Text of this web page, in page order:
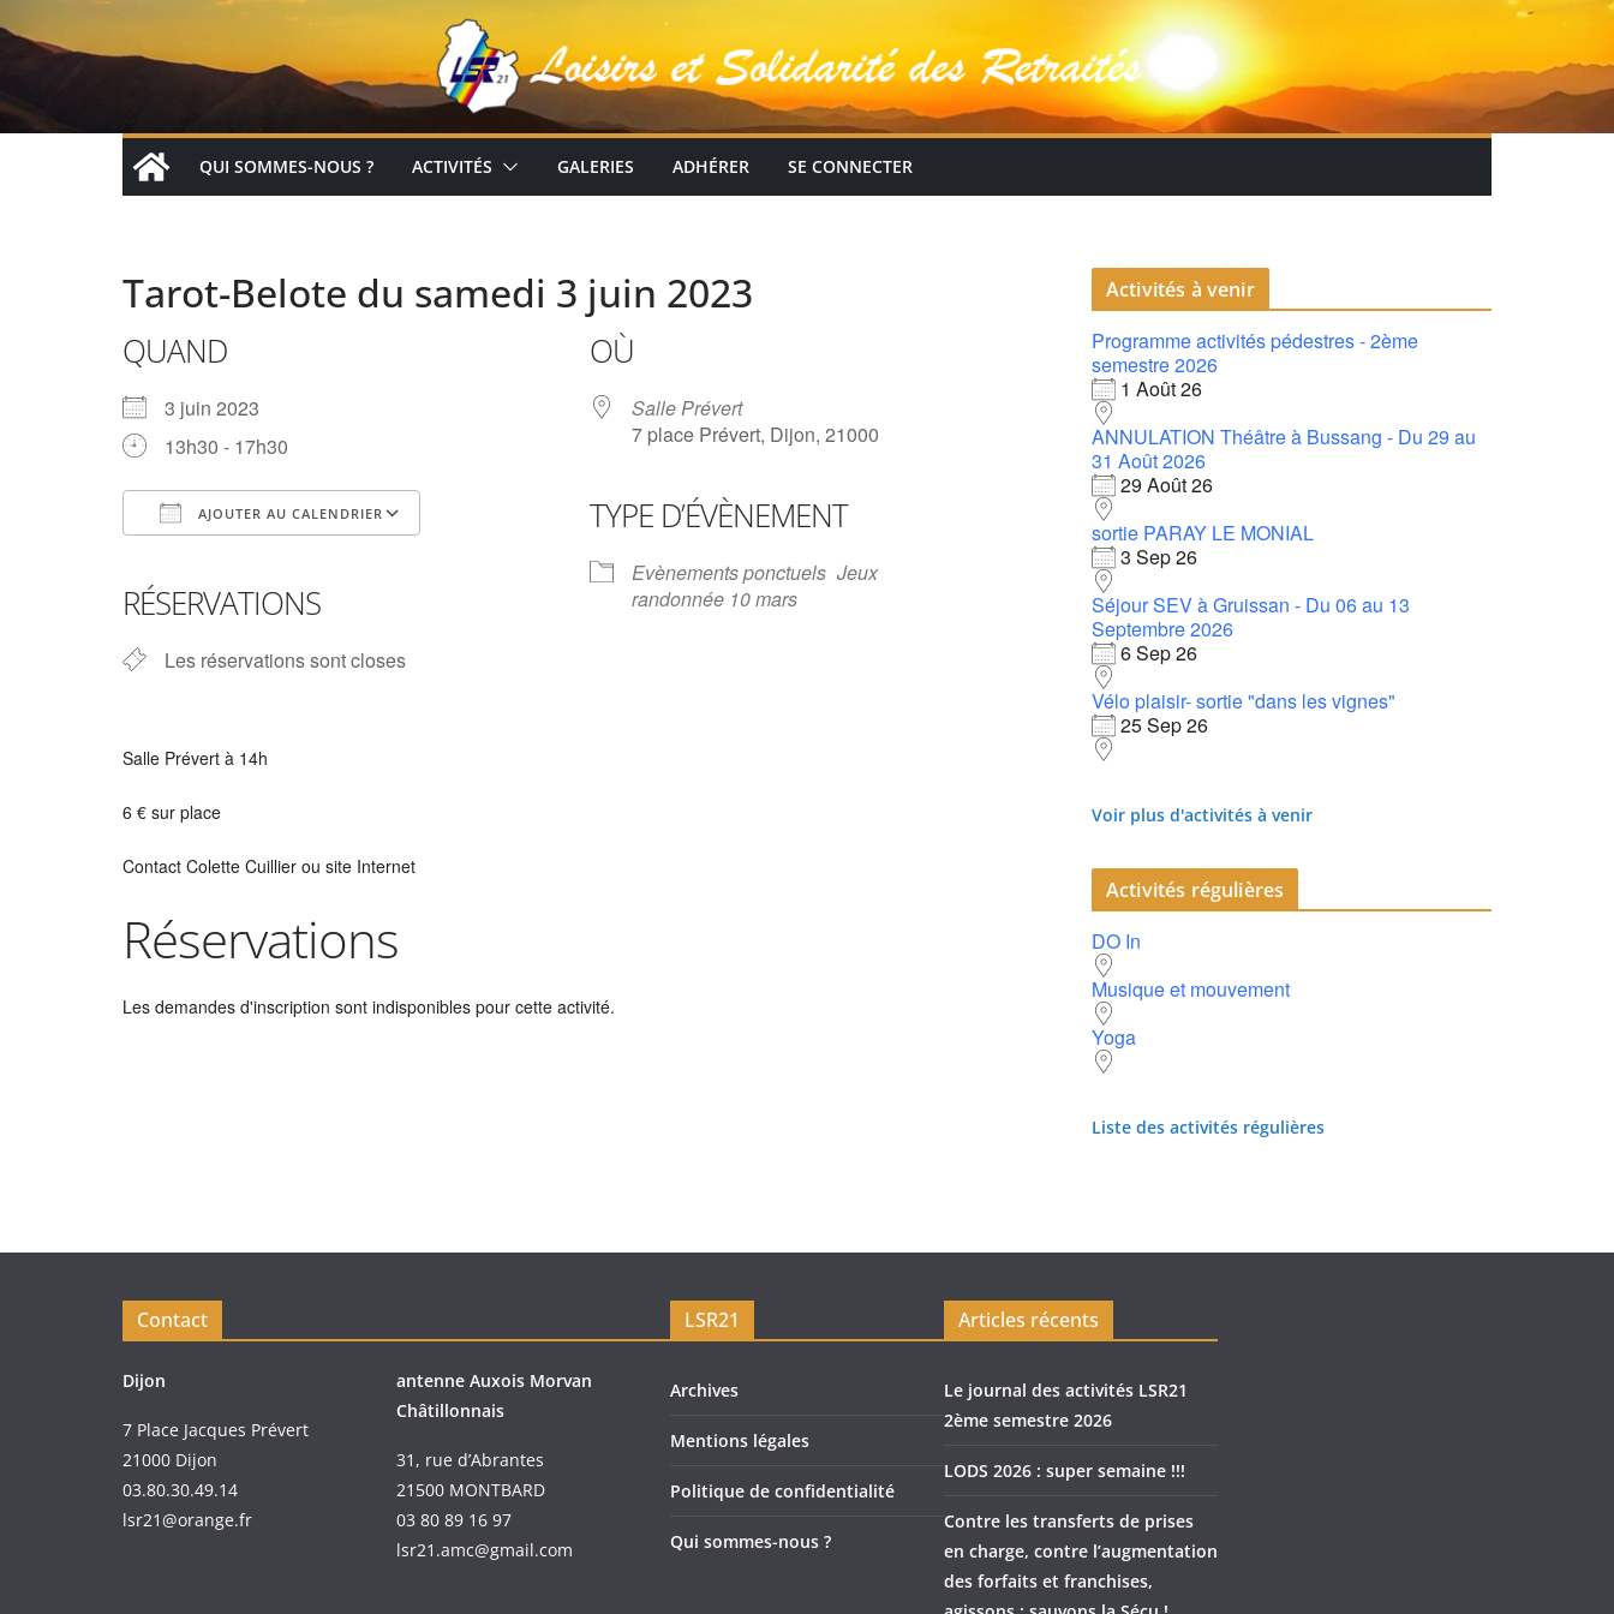
QUI SOMMES-NOUS ? ACTIVITÉS GALERIES ADHÉRER SE CONNECTER
Tarot-Belote du samedi 3 juin 2023
QUAND
3 juin 2023
13h30 - 17h30
AJOUTER AU CALENDRIER
RÉSERVATIONS
Les réservations sont closes
OÙ
Salle Prévert
7 place Prévert, Dijon, 21000
TYPE D’ÉVÈNEMENT
Evènements ponctuels Jeux
randonnée 10 mars
Salle Prévert à 14h
6 € sur place
Contact Colette Cuillier ou site Internet
Réservations
Les demandes d'inscription sont indisponibles pour cette activité.
Activités à venir
Programme activités pédestres - 2ème
semestre 2026
1 Août 26
ANNULATION Théâtre à Bussang - Du 29 au
31 Août 2026
29 Août 26
sortie PARAY LE MONIAL
3 Sep 26
Séjour SEV à Gruissan - Du 06 au 13
Septembre 2026
6 Sep 26
Vélo plaisir- sortie "dans les vignes"
25 Sep 26
Voir plus d'activités à venir
Activités régulières
DO In
Musique et mouvement
Yoga
Liste des activités régulières
Contact
Dijon
7 Place Jacques Prévert
21000 Dijon
03.80.30.49.14
lsr21@orange.fr
antenne Auxois Morvan
Châtillonnais
31, rue d’Abrantes
21500 MONTBARD
03 80 89 16 97
lsr21.amc@gmail.com
LSR21
Archives
Mentions légales
Politique de confidentialité
Qui sommes-nous ?
Articles récents
Le journal des activités LSR21
2ème semestre 2026
LODS 2026 : super semaine !!!
Contre les transferts de prises
en charge, contre l’augmentation
des forfaits et franchises,